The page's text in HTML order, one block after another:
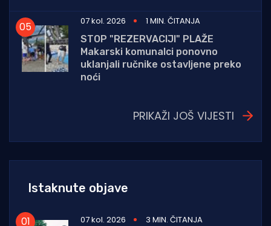
07 kol. 2026
1 MIN. ČITANJA
STOP "REZERVACIJI" PLAŽE
Makarski komunalci ponovno
uklanjali ručnike ostavljene preko
noći
PRIKAŽI JOŠ VIJESTI
Istaknute objave
07 kol. 2026
3 MIN. ČITANJA